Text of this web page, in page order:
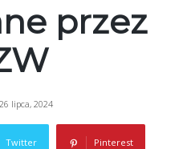
przez
lipca, 2024
Twitter Pinterest